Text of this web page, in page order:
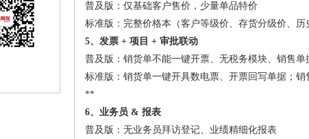
普及版：仅基础客户售价，少量单品特价
标准版：完整价格本（客户等级价、存货分级价、
5、发票 + 项目 + 审批联动
普及版：销货单不能一键开票、无税务模块、销售
标准版：销货单一键开具数电票、开票回写单据；
**
6、业务员 & 报表
普及版：无业务员拜访登记、业绩精细化报表